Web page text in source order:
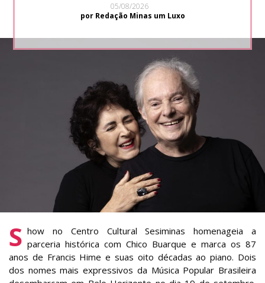
05/08/2026
por Redação Minas um Luxo
S how no Centro Cultural Sesiminas homenageia a
parceria histórica com Chico Buarque e marca os 87
anos de Francis Hime e suas oito décadas ao piano. Dois
dos nomes mais expressivos da Música Popular Brasileira